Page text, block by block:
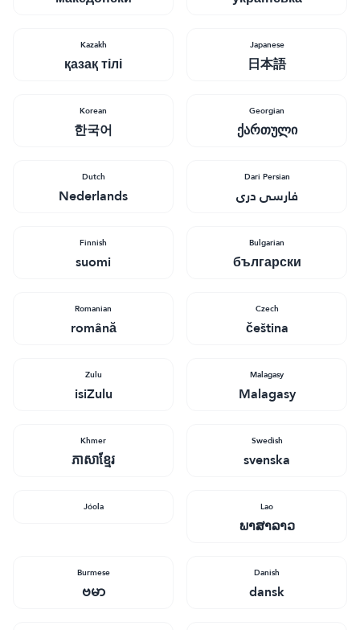
Kazakh
қазақ тілі
Japanese
日本語
Korean
한국어
Georgian
ქართული
Dutch
Nederlands
Dari Persian
فارسی دری
Finnish
suomi
Bulgarian
български
Romanian
română
Czech
čeština
Zulu
isiZulu
Malagasy
Malagasy
Khmer
ភាសាខ្មែរ
Swedish
svenska
Jóola Lao
ພາສາລາວ
Burmese
ဗမာ
Danish
dansk